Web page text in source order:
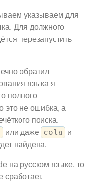
указываем для
Для должного
перезапустить
обратил
языка я
полного
это не ошибка, а
поиска.
или даже cola
и
найдена.
на русском языке, то
сработает.